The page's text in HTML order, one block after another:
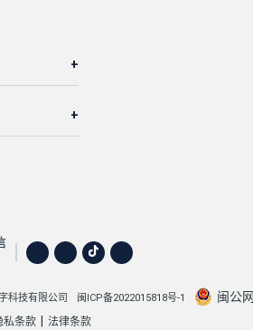
科技有限公司 闽ICP备2022015818号-1 闽公
私条款 法律条款